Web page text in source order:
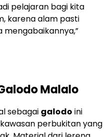
pelajaran bagi kita
karena alam pasti
Malalo
sebagai galodo ini
perbukitan yang